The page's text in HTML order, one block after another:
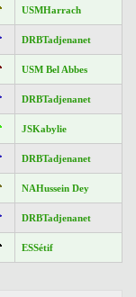
USMHarrach
DRBTadjenanet
USM Bel Abbes
DRBTadjenanet
JSKabylie
DRBTadjenanet
NAHussein Dey
DRBTadjenanet
ESSétif